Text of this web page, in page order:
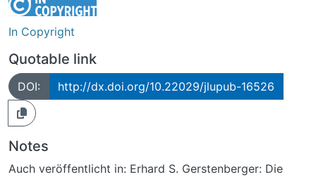
In Copyright
Quotable link
DOI: http://dx.doi.org/10.22029/jlupub-16526
Notes
Auch veröffentlicht in: Erhard S. Gerstenberger: Die